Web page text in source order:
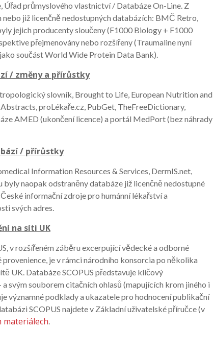
Úřad průmyslového vlastnictví / Databáze On-Line. Z
již licenčně nedostupných databázích: BMČ Retro,
jejich producenty sloučeny (F1000 Biology + F1000
přejmenovány nebo rozšířeny (Traumaline nyní
součást World Wide Protein Data Bank).
/ změny a přírůstky
slovník, Brought to Life, European Nutrition and
proLékaře.cz, PubGet, TheFreeDictionary,
AMED (ukončení licence) a portál MedPort (bez náhrady
/ přírůstky
Information Resources & Services, DermIS.net,
byly naopak odstraněny databáze již licenčně nedostupné
informační zdroje pro humánní lékařství a
svých adres.
na síti UK
v rozšířeném záběru excerpující vědecké a odborné
je v rámci národního konsorcia po několika
UK. Databáze SCOPUS představuje klíčový
svým souborem citačních ohlasů (mapujících krom jiného i
významné podklady a ukazatele pro hodnocení publikační
SCOPUS najdete v Základní uživatelské příručce (v
materiálech.